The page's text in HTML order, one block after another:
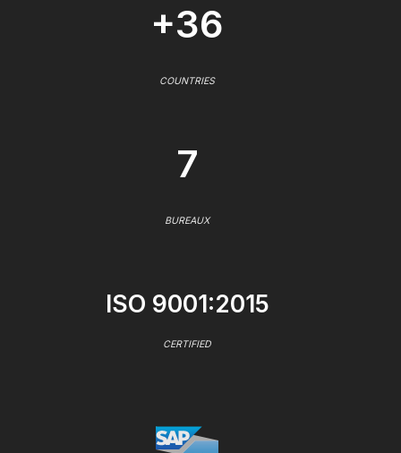
+36
COUNTRIES
7
BUREAUX
ISO 9001:2015
CERTIFIED